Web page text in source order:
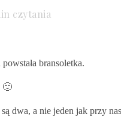
czytania
bransoletka.
🙂
są dwa, a nie jeden jak przy